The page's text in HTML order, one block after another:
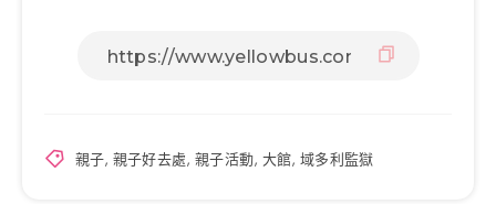
親子, 親子好去處, 親子活動, 大館, 域多利監獄